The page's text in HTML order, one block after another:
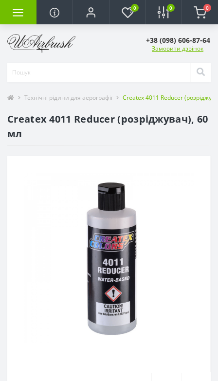
0 0 0
+38 (098) 606-87-64
Замовити дзвінок
Технічні рідини для аерографії Createx 4011 Reducer
Createx 4011 Reducer (розріджувач), 60
мл